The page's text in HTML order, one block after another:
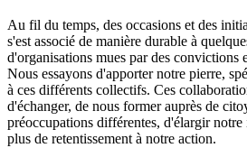
Au fil du temps, des occasions et des
s'est associé de manière durable à
d'organisations mues par des convictions
Nous essayons d'apporter notre pierre,
à ces différents collectifs. Ces
d'échanger, de nous former auprès de
préoccupations différentes, d'élargir
plus de retentissement à notre action.